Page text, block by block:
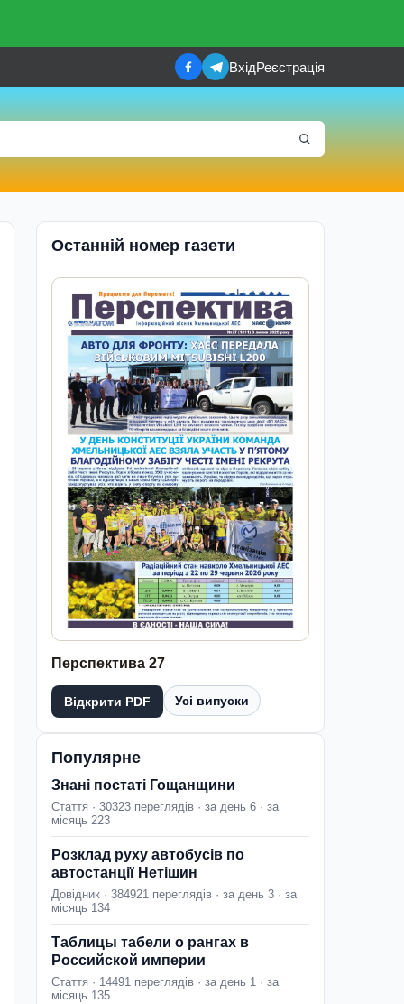
ВхідРеєстрація
Останній номер газети
Перспектива 27
Відкрити PDF Усі випуски
Популярне
Знані постаті Гощанщини
Стаття · 30323 переглядів · за день 6 · за
місяць 223
Розклад руху автобусів по
автостанції Нетішин
Довідник · 384921 переглядів · за день 3 · за
місяць 134
Таблицы табели о рангах в
Российской империи
Стаття · 14491 переглядів · за день 1 · за
місяць 135